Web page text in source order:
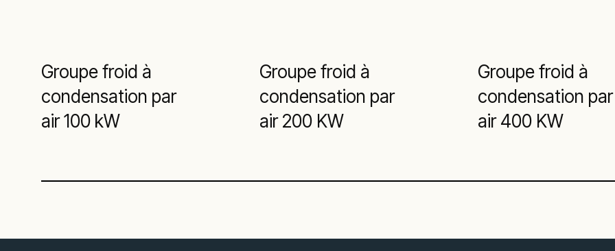
Groupe froid à
condensation par
air 100 kW
Groupe froid à
condensation par
air 200 KW
Groupe froid à
condensation par
air 400 KW